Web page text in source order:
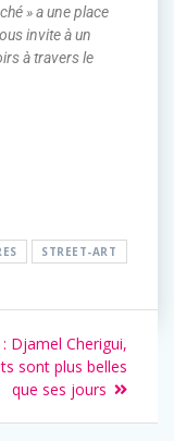
» a une place
invite à un
à travers le
STREET-ART
Djamel Cherigui,
sont plus belles
que ses jours